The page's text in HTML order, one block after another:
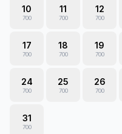
10
700
11
700
12
700
17
700
18
700
19
700
24
700
25
700
26
700
31
700